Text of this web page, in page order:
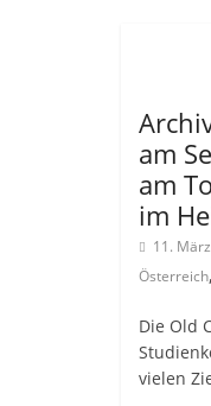
am
am
im
11.
Österreich,
Die Old
vielen